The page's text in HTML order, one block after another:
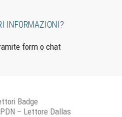
INFORMAZIONI?
form o chat
Badge
– Lettore Dallas